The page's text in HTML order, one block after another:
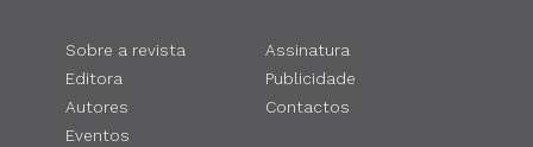
Sobre a revista
Editora
Autores
Eventos
Assinatura
Publicidade
Contactos